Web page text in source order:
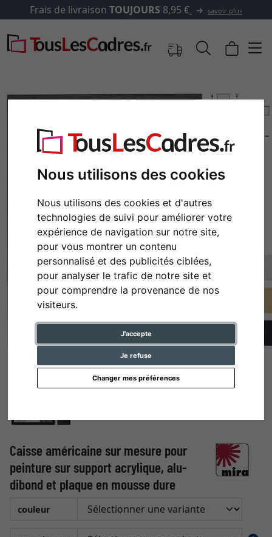
Nous utilisons des cookies
Nous utilisons des cookies et d'autres
technologies de suivi pour améliorer votre
expérience de navigation sur notre site,
pour vous montrer un contenu
personnalisé et des publicités ciblées,
pour analyser le trafic de notre site et
pour comprendre la provenance de nos
visiteurs.
J'accepte
Je refuse
Changer mes préférences
savoir plus ✓500 000 articles au
Retour
Caisse américaine sur mesure pour
peinture sur support acrylique, alu-
dibond et plaque en mousse dure
couleur